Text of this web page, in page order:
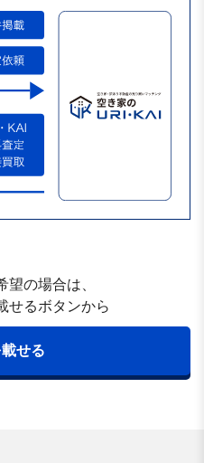
望の場合は、
せるボタンから
せる